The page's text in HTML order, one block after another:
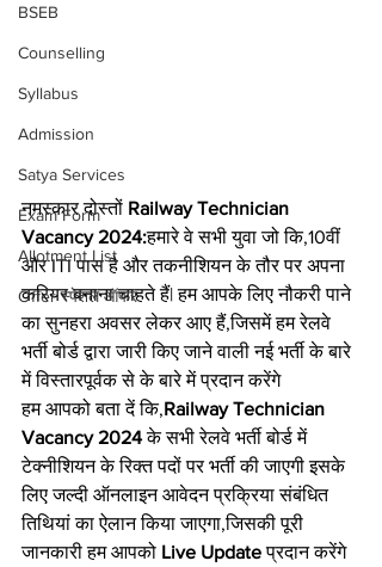
BSEB
Counselling
Syllabus
Admission
Satya Services
Exam Form
Allotment List
Offer स्पेशल ऑफर
नमस्कार दोस्तों Railway Technician
Vacancy 2024:हमारे वे सभी युवा जो कि,10वीं
और ITI पास है और तकनीशियन के तौर पर अपना
करियर बनाना चाहते हैं| हम आपके लिए नौकरी पाने
का सुनहरा अवसर लेकर आए हैं,जिसमें हम रेलवे
भर्ती बोर्ड द्वारा जारी किए जाने वाली नई भर्ती के बारे
में विस्तारपूर्वक से के बारे में प्रदान करेंगे
हम आपको बता दें कि,Railway Technician
Vacancy 2024 के सभी रेलवे भर्ती बोर्ड में
टेक्नीशियन के रिक्त पदों पर भर्ती की जाएगी इसके
लिए जल्दी ऑनलाइन आवेदन प्रक्रिया संबंधित
तिथियां का ऐलान किया जाएगा,जिसकी पूरी
जानकारी हम आपको Live Update प्रदान करेंगे